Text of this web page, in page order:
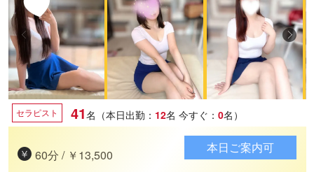
セラピスト 41名（本日出勤： 12名 今すぐ： 0名）
60分 / ￥13,500
本日ご案内可